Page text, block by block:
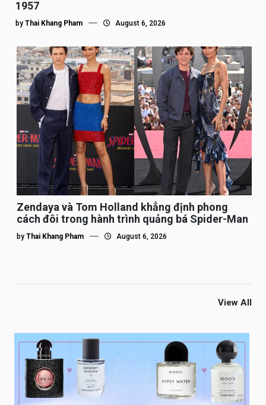
1957
by Thai Khang Pham August 6, 2026
Zendaya và Tom Holland khẳng định phong
cách đôi trong hành trình quảng bá Spider-Man
by Thai Khang Pham August 6, 2026
View All